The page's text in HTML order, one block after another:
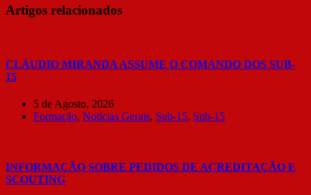
Artigos relacionados
CLÁUDIO MIRANDA ASSUME O COMANDO DOS SUB-
15
5 de Agosto, 2026
Formação, Notícias Gerais, Sub-15, Sub-15
INFORMAÇÃO SOBRE PEDIDOS DE ACREDITAÇÃO E
SCOUTING